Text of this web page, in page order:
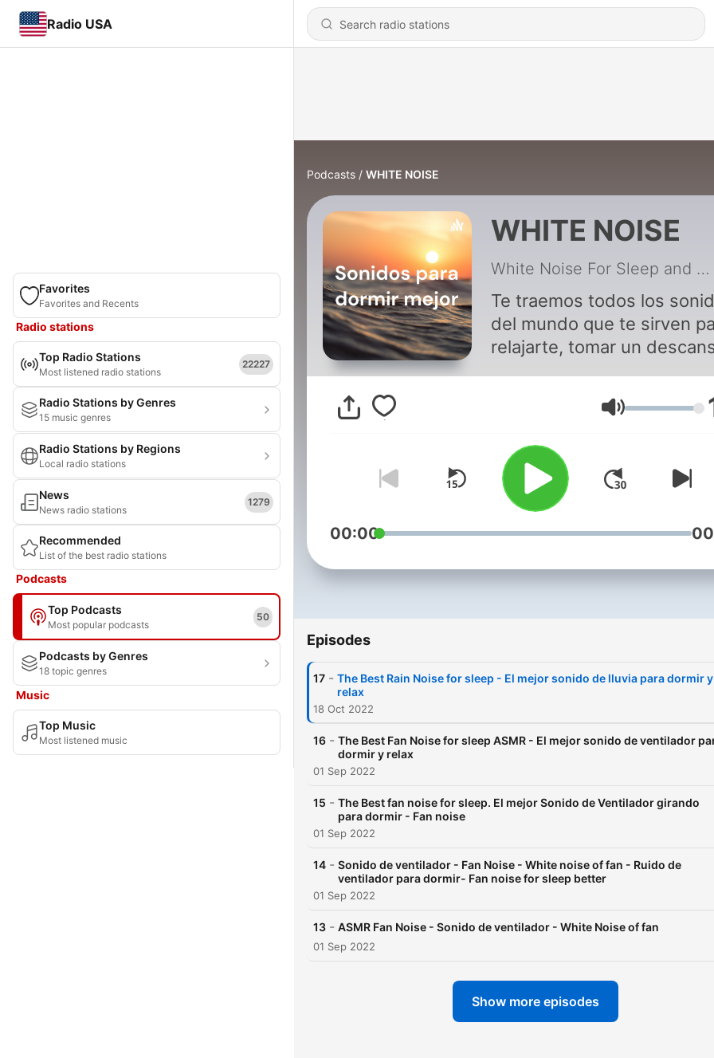
Radio USA
Favorites
Favorites and Recents
Radio stations
Top Radio Stations
Most listened radio stations
22227
Radio Stations by Genres
15 music genres
Radio Stations by Regions
Local radio stations
News
News radio stations
1279
Recommended
List of the best radio stations
Podcasts
Top Podcasts
Most popular podcasts
50
Podcasts by Genres
18 topic genres
Music
Top Music
Most listened music
Podcasts WHITE NOISE
WHITE NOISE
White Noise For Sleep and Relax
Te traemos todos los
del mundo que te sirven
relajarte, tomar un
mejor. Sonidos con los
al cerrar los ojos podrás
lograrás un completo relax
cuerpo, mente y alma.
Volume
00:00
Episodes
17 - The Best Rain Noise for sleep - El mejor sonido de lluvia para dormir y
relax
18 Oct 2022
16 - The Best Fan Noise for sleep ASMR - El mejor sonido de ventilador
dormir y relax
01 Sep 2022
15 - The Best fan noise for sleep. El mejor Sonido de Ventilador girando
para dormir - Fan noise
01 Sep 2022
14 - Sonido de ventilador - Fan Noise - White noise of fan - Ruido de
ventilador para dormir- Fan noise for sleep better
01 Sep 2022
13 - ASMR Fan Noise - Sonido de ventilador - White Noise of fan
01 Sep 2022
Show more episodes